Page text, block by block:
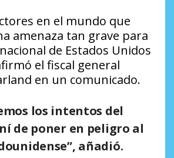
en el mundo que
amenaza tan grave para
de Estados Unidos
el fiscal general
en un comunicado.
los intentos del
de poner en peligro al
añadió.